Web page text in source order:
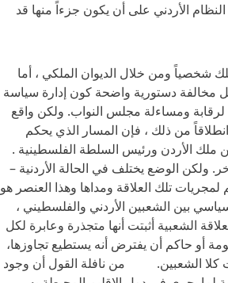
الأردني على أن يكون جزءاً منها قد
شخصياً ومن خلال الديوان الملكي ، أما
مخالفة دستورية واضحة كون إدارة سياسة
لرقابة ومساءلة مجلس النواب. ولكن واقع
من ذلك ، فإن المسار الذي يحكم
ملك الأردن ورئيس السلطة الفلسطينية .
ولكن الوضع يختلف في الحالة الأردنية –
تلك العلاقة ومداها وهذا العنصر هو
بين الشعبين الأردني والفلسطيني ،
الشعبية أثبتت أنها متجذرة وعابرة لكل
أو حاكم أن يفترض أنه يستطيع تجاوزها،
كلا الشعبين. من نافلة القول أن وجود